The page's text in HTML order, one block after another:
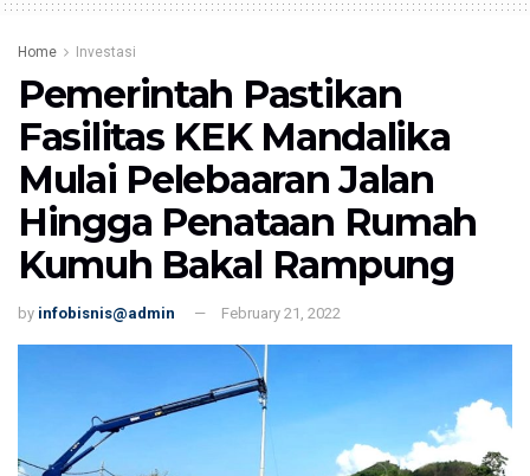
Home Investasi
Pemerintah Pastikan
Fasilitas KEK Mandalika
Mulai Pelebaaran Jalan
Hingga Penataan Rumah
Kumuh Bakal Rampung
by infobisnis@admin February 21, 2022